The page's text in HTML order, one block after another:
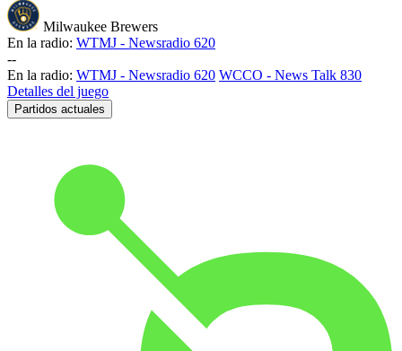
Milwaukee Brewers
En la radio: WTMJ - Newsradio 620
--
En la radio: WTMJ - Newsradio 620 WCCO - News Talk 830
Detalles del juego
Partidos actuales